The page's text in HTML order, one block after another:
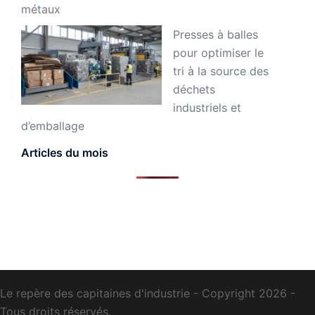
métaux
Presses à balles
pour optimiser le
tri à la source des
déchets
industriels et
d’emballage
Articles du mois
Le repère des capitaines d'industrie - Copyright 2026 -
Tous droits réservés.